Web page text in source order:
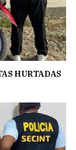
HURTADAS